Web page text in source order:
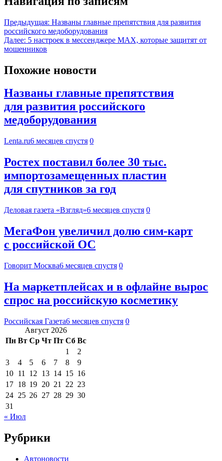
Предыдущая: Названы главные препятствия для развития
российского медоборудования
Далее: 5 настроек в мессенджере MAX, которые защитят от
мошенников
Похожие новости
Названы главные препятствия
для развития российского
медоборудования
Lenta.ru6 месяцев спустя 0
Ростех поставил более 30 тыс.
импортозамещенных пластин
для спутников за год
Деловая газета «Взгляд»6 месяцев спустя 0
МегаФон увеличил долю сим‑карт
с российской ОС
Говорит Москва6 месяцев спустя 0
На маркетплейсах и в офлайне вырос
спрос на российскую косметику
Российская Газета6 месяцев спустя 0
Август 2026
Пн Вт Ср Чт Пт Сб Вс
1
2
3
4 5 6 7 8
9
10 11 12 13 14 15 16
17 18 19 20 21 22 23
24 25 26 27 28 29 30
31
« Июл
Рубрики
Автоновости